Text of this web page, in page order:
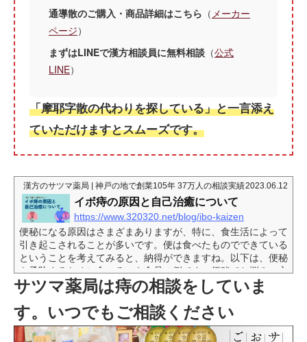
通導散のご購入・商品詳細はこちら （ メーカー
ページ）
まずはLINEで漢方相談員に無料相談 （公式
LINE）
「摩耶字散の代わりを探している」と一言添え
ていただけますとスムーズです。
漢方のサツマ薬局 | 神戸の地で創業105年 37万人の相談実績2023.06.12
イボ痔の原因と自己治癒について
https://www.320320.net/blog/ibo-kaizen
便秘になる原因はさまざまありますが、特に、食生活によって
引き起こされることが多いです。便は食べたものでできている
ということを考えてみると、納得ができますね。以下は、便秘
を予防するために食べるべき食品の例です。便秘でお悩みの方
は、参考にしてみてください ・イボ痔の種類と原因・どうし
て肝臓のうっ血でなるのか？・イボ痔の自己治療、セルフケア
について・手術したくない場合、市販薬でしっかり痔のケ
ア イボ痔の種類と原因まずはいぼ痔（痔核）になる理由を簡
単に説明してみたいと思います。痔核とは、肛門...
サツマ薬局は痔の相談をしていま
す。いつでもご相談ください